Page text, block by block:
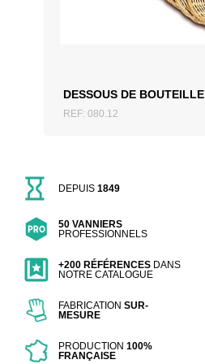
DESSOUS DE BOUTEILLE
REF: 080.12
DEPUIS1849
50 VANNIERS
PROFESSIONNELS
+200 RÉFÉRENCES DANS
NOTRE CATALOGUE
FABRICATIONSUR-
MESURE
PRODUCTION100%
FRANÇAISE